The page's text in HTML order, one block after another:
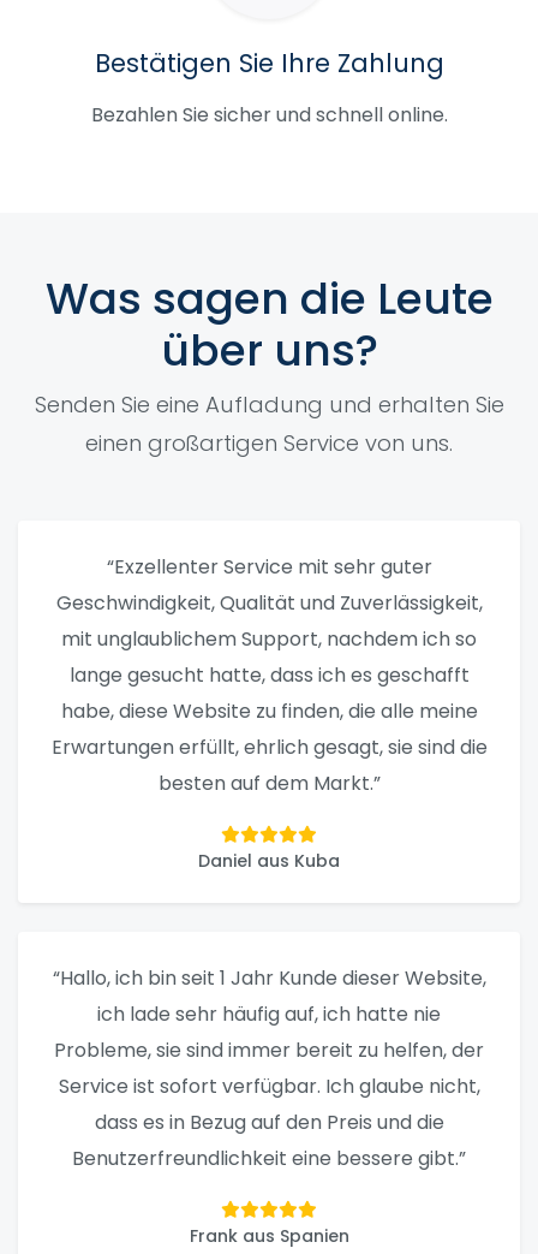
Bestätigen Sie Ihre Zahlung
Bezahlen Sie sicher und schnell online.
Was sagen die Leute
über uns?
Senden Sie eine Aufladung und erhalten Sie
einen großartigen Service von uns.
“Exzellenter Service mit sehr guter
Geschwindigkeit, Qualität und Zuverlässigkeit,
mit unglaublichem Support, nachdem ich so
lange gesucht hatte, dass ich es geschafft
habe, diese Website zu finden, die alle meine
Erwartungen erfüllt, ehrlich gesagt, sie sind die
besten auf dem Markt.”
Daniel aus Kuba
“Hallo, ich bin seit 1 Jahr Kunde dieser Website,
ich lade sehr häufig auf, ich hatte nie
Probleme, sie sind immer bereit zu helfen, der
Service ist sofort verfügbar. Ich glaube nicht,
dass es in Bezug auf den Preis und die
Benutzerfreundlichkeit eine bessere gibt.”
Frank aus Spanien